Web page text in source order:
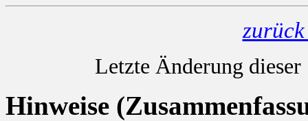
Letzte Änderung
Hinweise